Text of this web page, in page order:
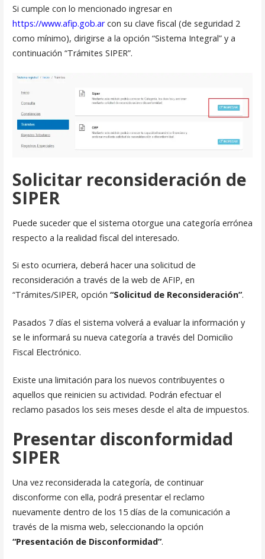
Si cumple con lo mencionado ingresar en
https://www.afip.gob.arcon su clave fiscal (de seguridad 2
como mínimo), dirigirse a la opción “Sistema Integral” y a
continuación “Trámites SIPER”.
Solicitar reconsideración de
SIPER
Puede suceder que el sistema otorgue una categoría errónea
respecto a la realidad fiscal del interesado.
Si esto ocurriera, deberá hacer una solicitud de
reconsideración a través de la web de AFIP, en
“Trámites/SIPER, opción “Solicitud de Reconsideración”.
Pasados 7 días el sistema volverá a evaluar la información y
se le informará su nueva categoría a través del Domicilio
Fiscal Electrónico.
Existe una limitación para los nuevos contribuyentes o
aquellos que reinicien su actividad. Podrán efectuar el
reclamo pasados los seis meses desde el alta de impuestos.
Presentar disconformidad
SIPER
Una vez reconsiderada la categoría, de continuar
disconforme con ella, podrá presentar el reclamo
nuevamente dentro de los 15 días de la comunicación a
través de la misma web, seleccionando la opción
“Presentación de Disconformidad”.